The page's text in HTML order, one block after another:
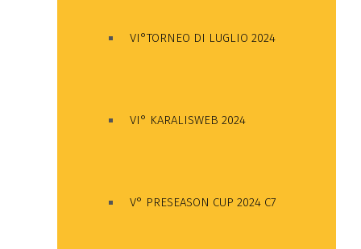
VI°TORNEO DI LUGLIO 2024
VI° KARALISWEB 2024
V° PRESEASON CUP 2024 C7